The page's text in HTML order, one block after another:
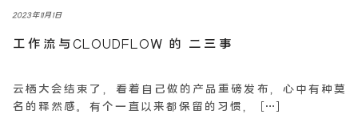
2023年11月1日
工作流与CLOUDFLOW 的 二三事
云栖大会结束了，看着自己做的产品重磅发布，心中有种莫
名的释然感。有个一直以来都保留的习惯， […]